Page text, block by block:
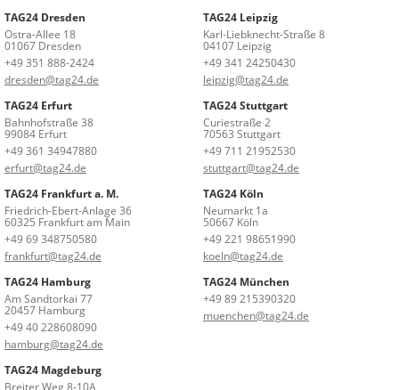
TAG24 Dresden
Ostra-Allee 18
01067 Dresden
+49 351 888-2424
dresden@tag24.de
TAG24 Leipzig
Karl-Liebknecht-Straße 8
04107 Leipzig
+49 341 24250430
leipzig@tag24.de
TAG24 Erfurt
Bahnhofstraße 38
99084 Erfurt
+49 361 34947880
erfurt@tag24.de
TAG24 Stuttgart
Curiestraße 2
70563 Stuttgart
+49 711 21952530
stuttgart@tag24.de
TAG24 Frankfurt a. M.
Friedrich-Ebert-Anlage 36
60325 Frankfurt am Main
+49 69 348750580
frankfurt@tag24.de
TAG24 Köln
Neumarkt 1a
50667 Köln
+49 221 98651990
koeln@tag24.de
TAG24 Hamburg
Am Sandtorkai 77
20457 Hamburg
+49 40 228608090
hamburg@tag24.de
TAG24 München
+49 89 215390320
muenchen@tag24.de
TAG24 Magdeburg
Breiter Weg 8-10A